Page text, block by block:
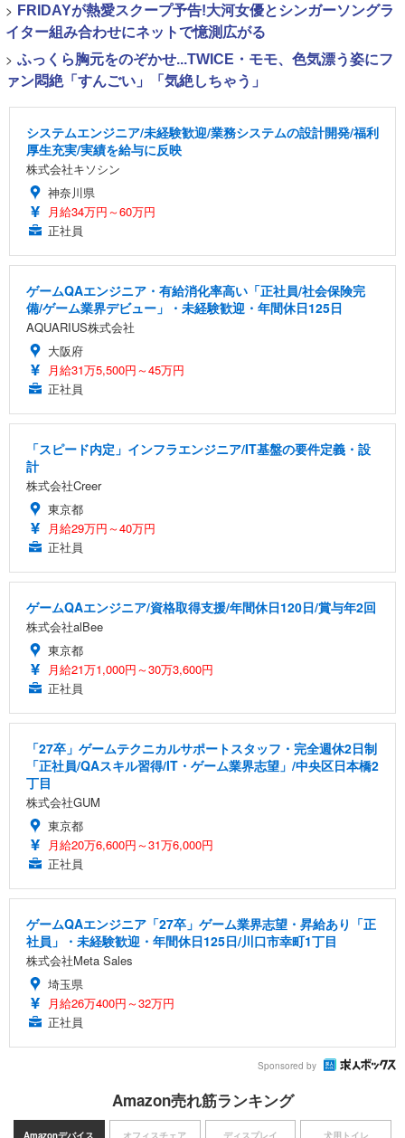
> FRIDAYが熱愛スクープ予告!大河女優とシンガーソングラ
イター組み合わせにネットで憶測広がる
> ふっくら胸元をのぞかせ...TWICE・モモ、色気漂う姿にフ
ァン悶絶「すんごい」「気絶しちゃう」
システムエンジニア/未経験歓迎/業務システムの設計開発/福利
厚生充実/実績を給与に反映
株式会社キソシン
神奈川県
月給34万円～60万円
正社員
ゲームQAエンジニア・有給消化率高い「正社員/社会保険完
備/ゲーム業界デビュー」・未経験歓迎・年間休日125日
AQUARIUS株式会社
大阪府
月給31万5,500円～45万円
正社員
「スピード内定」インフラエンジニア/IT基盤の要件定義・設
計
株式会社Creer
東京都
月給29万円～40万円
正社員
ゲームQAエンジニア/資格取得支援/年間休日120日/賞与年2回
株式会社alBee
東京都
月給21万1,000円～30万3,600円
正社員
「27卒」ゲームテクニカルサポートスタッフ・完全週休2日制
「正社員/QAスキル習得/IT・ゲーム業界志望」/中央区日本橋2
丁目
株式会社GUM
東京都
月給20万6,600円～31万6,000円
正社員
ゲームQAエンジニア「27卒」ゲーム業界志望・昇給あり「正
社員」・未経験歓迎・年間休日125日/川口市幸町1丁目
株式会社Meta Sales
埼玉県
月給26万400円～32万円
正社員
Sponsored by
Amazon売れ筋ランキング